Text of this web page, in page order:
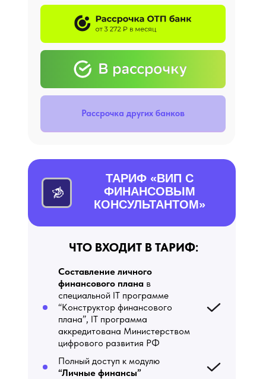
Рассрочка других банков
Составление личного
финансового плана в
специальной IT программе
“Конструктор финансового
плана”, IT программа
аккредитована Министерством
цифрового развития РФ
Полный доступ к модулю
“Личные финансы”
ТАРИФ «ВИП С
ФИНАНСОВЫМ
КОНСУЛЬТАНТОМ»
ЧТО ВХОДИТ В ТАРИФ: